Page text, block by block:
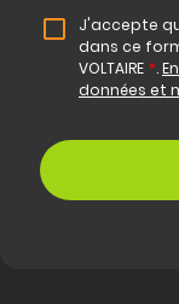
J'accepte
dans ce
VOLTAIRE *.
données et